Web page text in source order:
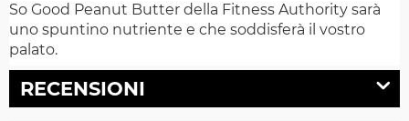
So Good Peanut Butter della Fitness Authority sarà
uno spuntino nutriente e che soddisferà il vostro
palato.
RECENSIONI